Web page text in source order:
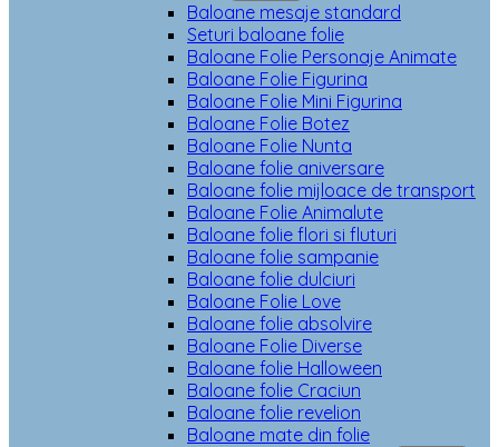
Baloane mesaje standard
Seturi baloane folie
Baloane Folie Personaje Animate
Baloane Folie Figurina
Baloane Folie Mini Figurina
Baloane Folie Botez
Baloane Folie Nunta
Baloane folie aniversare
Baloane folie mijloace de transport
Baloane Folie Animalute
Baloane folie flori si fluturi
Baloane folie sampanie
Baloane folie dulciuri
Baloane Folie Love
Baloane folie absolvire
Baloane Folie Diverse
Baloane folie Halloween
Baloane folie Craciun
Baloane folie revelion
Baloane mate din folie